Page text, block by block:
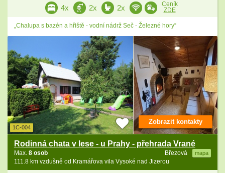
4x 2x 2x
Ceník
ZDE
„Chalupa s bazén a hřiště - vodní nádrž Seč - Železné hory“
1C-004
Rodinná chata v lese - u Prahy - přehrada Vrané
Březová mapa
Max. 8 osob
111.8 km vzdušně od Kramářova vila Vysoké nad Jizerou
Zobrazit kontakty